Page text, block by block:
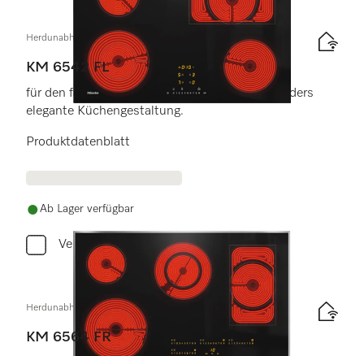
Herdunabhängiges Elektrokochfeld
KM 6542 FL
für den flächenbündigen Einbau für eine besonders
elegante Küchengestaltung.
Produktdatenblatt
Ab Lager verfügbar
Vergleichen
Herdunabhängiges Elektrokochfeld
KM 6564 FR